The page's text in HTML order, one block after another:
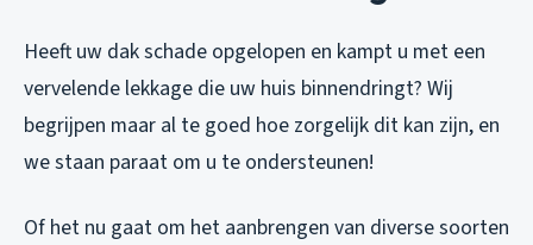
Heeft uw dak schade opgelopen en kampt u met een
vervelende lekkage die uw huis binnendringt? Wij
begrijpen maar al te goed hoe zorgelijk dit kan zijn, en
we staan paraat om u te ondersteunen!
Of het nu gaat om het aanbrengen van diverse soorten